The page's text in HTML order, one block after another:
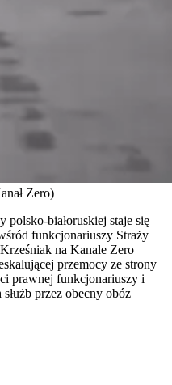
Zero)
polsko-białoruskiej staje się
funkcjonariuszy Straży
na Kanale Zero
przemocy ze strony
prawnej funkcjonariuszy i
służb przez obecny obóz